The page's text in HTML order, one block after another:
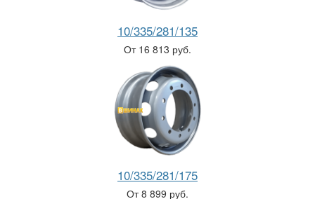
10/335/281/135
От 16 813 руб.
10/335/281/175
От 8 899 руб.